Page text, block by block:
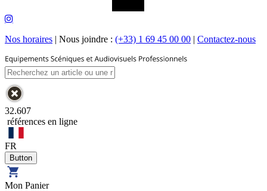
Nos horaires | Nous joindre : (+33) 1 69 45 00 00 | Contactez-nous
32.607
références en ligne
FR
Mon Panier